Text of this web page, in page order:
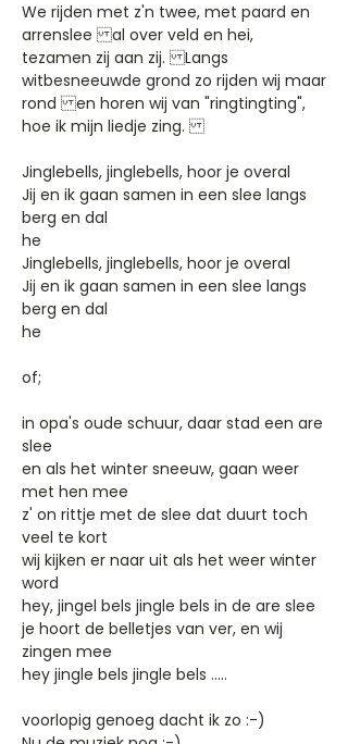
We rijden met z'n twee, met paard en
arrenslee al over veld en hei,
tezamen zij aan zij. Langs
witbesneeuwde grond zo rijden wij maar
rond en horen wij van "ringtingting",
hoe ik mijn liedje zing.
Jinglebells, jinglebells, hoor je overal
Jij en ik gaan samen in een slee langs
berg en dal
he
Jinglebells, jinglebells, hoor je overal
Jij en ik gaan samen in een slee langs
berg en dal
he
of;
in opa's oude schuur, daar stad een are
slee
en als het winter sneeuw, gaan weer
met hen mee
z' on rittje met de slee dat duurt toch
veel te kort
wij kijken er naar uit als het weer winter
word
hey, jingel bels jingle bels in de are slee
je hoort de belletjes van ver, en wij
zingen mee
hey jingle bels jingle bels .....
voorlopig genoeg dacht ik zo :-)